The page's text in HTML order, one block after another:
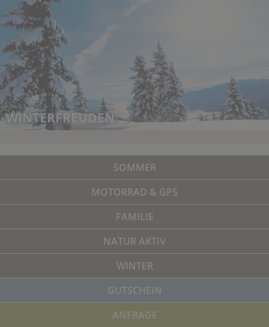
WINTERFREUDEN
SOMMER
MOTORRAD & GPS
FAMILIE
NATUR AKTIV
WINTER
GUTSCHEIN
ANFRAGE